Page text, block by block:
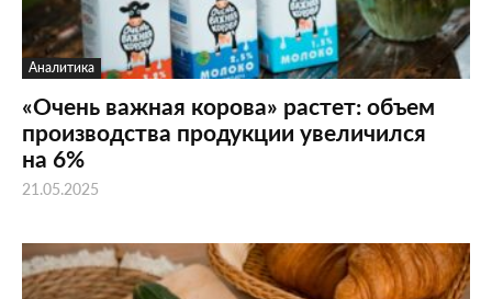
Аналитика
«Очень важная корова» растет: объем
производства продукции увеличился
на 6%
21.05.2025